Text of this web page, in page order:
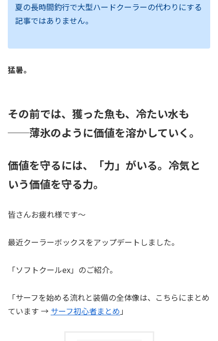
夏の長時間釣行で大型ハードクーラーの代わりにする
記事ではありません。
猛暑。
その前では、獲った魚も、冷たい水も
──薄氷のように価値を溶かしていく。
価値を守るには、「力」がいる。冷気と
いう価値を守る力。
皆さんお疲れ様です～
最近クーラーボックスをアップデートしました。
「ソフトクールex」のご紹介。
「サーフを始める流れと装備の全体像は、こちらにまとめ
ています → サーフ初心者まとめ 」